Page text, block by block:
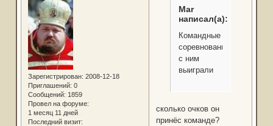
Зарегистрирован: 2008-12-18
Приглашений: 0
Сообщений: 1859
Провел на форуме:
1 месяц 11 дней
Последний визит:
Mar
написал(а):
Командные
соревнования
с ним
выиграли
сколько очков он
принёс команде?